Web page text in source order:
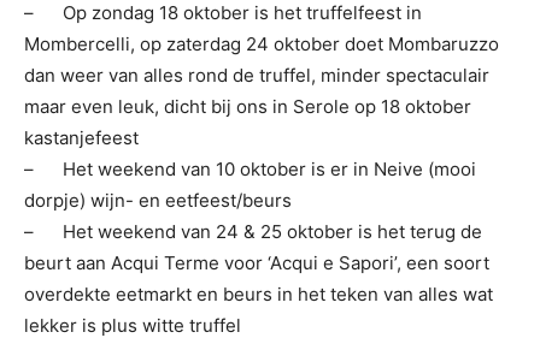
–
Op zondag 18 oktober is het truffelfeest in
Mombercelli, op zaterdag 24 oktober doet Mombaruzzo
dan weer van alles rond de truffel, minder spectaculair
maar even leuk, dicht bij ons in Serole op 18 oktober
kastanjefeest
–
Het weekend van 10 oktober is er in Neive (mooi
dorpje) wijn- en eetfeest/beurs
–
Het weekend van 24 & 25 oktober is het terug de
beurt aan Acqui Terme voor ‘Acqui e Sapori’, een soort
overdekte eetmarkt en beurs in het teken van alles wat
lekker is plus witte truffel